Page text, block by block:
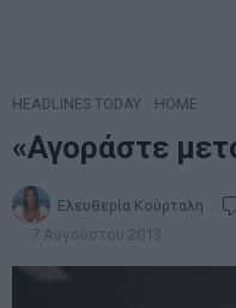
HEADLINES TODAY HOME
«Αγοράστε
Ελευθερία Κούρταλη
7 Αυγούστου 2013